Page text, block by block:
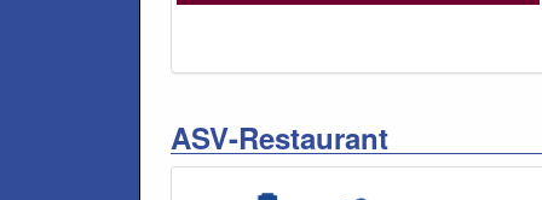
ASV-Restaurant